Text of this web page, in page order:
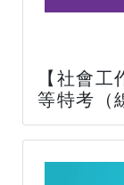
【社會
等特考（